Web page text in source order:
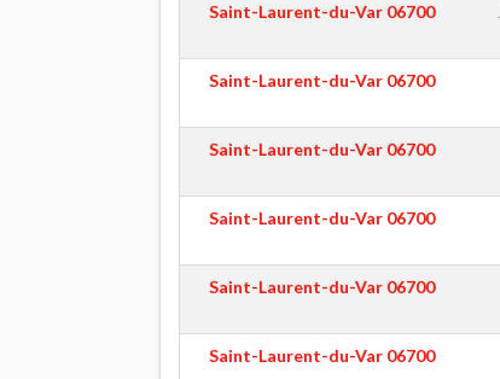
Saint-Laurent-du-Var 06700
Saint-Laurent-du-Var 06700
Saint-Laurent-du-Var 06700
Saint-Laurent-du-Var 06700
Saint-Laurent-du-Var 06700
Saint-Laurent-du-Var 06700